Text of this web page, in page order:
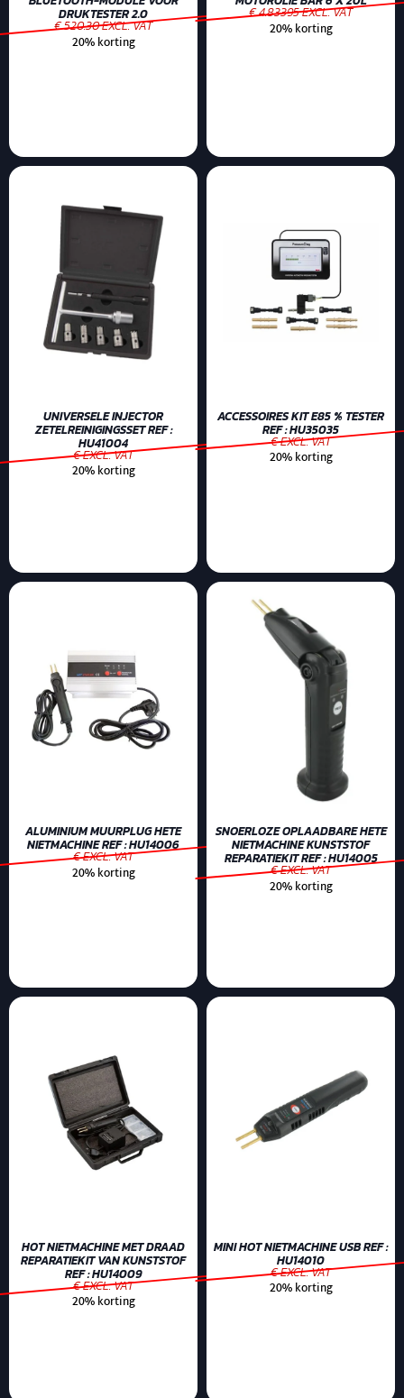
DRUKTESTER 2.0
€ 520.30 EXCL. VAT
20% korting
€ 4.83395 EXCL. VAT
20% korting
UNIVERSELE INJECTOR
ZETELREINIGINGSSET REF :
HU41004
€ EXCL. VAT
20% korting
ACCESSOIRES KIT E85 % TESTER
REF : HU35035
€ EXCL. VAT
20% korting
ALUMINIUM MUURPLUG HETE
NIETMACHINE REF : HU14006
€ EXCL. VAT
20% korting
SNOERLOZE OPLAADBARE HETE
NIETMACHINE KUNSTSTOF
REPARATIEKIT REF : HU14005
€ EXCL. VAT
20% korting
HOT NIETMACHINE MET DRAAD
REPARATIEKIT VAN KUNSTSTOF
REF : HU14009
€ EXCL. VAT
20% korting
MINI HOT NIETMACHINE USB REF :
HU14010
€ EXCL. VAT
20% korting